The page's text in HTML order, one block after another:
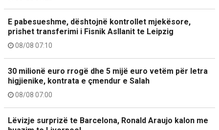
E pabesueshme, dështojnë kontrollet mjekësore,
prishet transferimi i Fisnik Asllanit te Leipzig
08/08 07:10
30 milionë euro rrogë dhe 5 mijë euro vetëm për letra
higjienike, kontrata e çmendur e Salah
08/08 07:00
Lëvizje surprizë te Barcelona, Ronald Araujo kalon me